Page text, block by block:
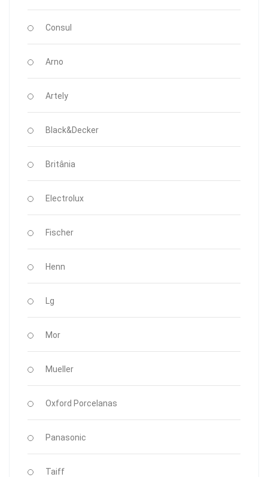
Consul
Arno
Artely
Black&Decker
Britânia
Electrolux
Fischer
Henn
Lg
Mor
Mueller
Oxford Porcelanas
Panasonic
Taiff